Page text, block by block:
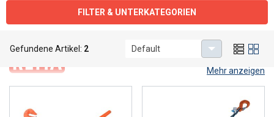
FILTER & UNTERKATEGORIEN
Load binders and lashing
chains.
Mehr anzeigen
Gefundene Artikel: 2 Default